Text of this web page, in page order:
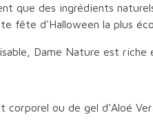
que des ingrédients
fête d'Halloween la plus
Dame Nature est
ou de gel d’Aloé